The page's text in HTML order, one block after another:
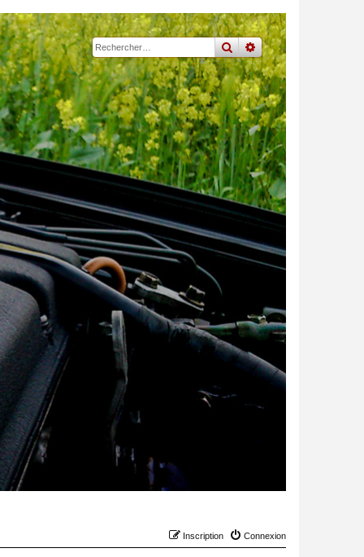
rechercher
recherche
Connexion
Inscription